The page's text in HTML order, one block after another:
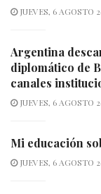
JUEVES, 6 AGOSTO
Argentina
diplomático de
canales
JUEVES, 6 AGOSTO
Mi educación
JUEVES, 6 AGOSTO